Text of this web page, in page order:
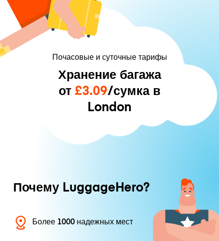
Почасовые и суточные тарифы
Хранение багажа
от £3.09/сумка в
London
Почему LuggageHero?
Более 1000 надежных мест